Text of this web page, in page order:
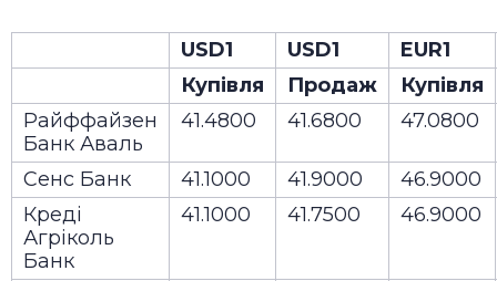
USD1 USD1
EUR1
Купівля
Продаж
Купівля
Райффайзен
Банк Аваль
41.4800 41.6800 47.0800
Сенс Банк 41.1000 41.9000
46.9000
Креді
Агріколь
Банк
41.1000 41.7500 46.9000